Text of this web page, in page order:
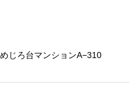
じろ台マンションA−310